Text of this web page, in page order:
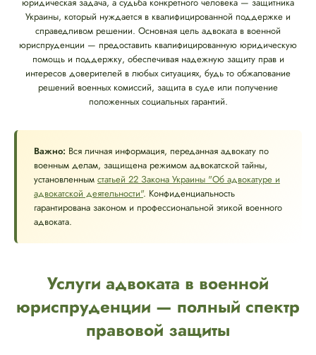
Украины, который нуждается в квалифицированной поддержке и
справедливом решении. Основная цель адвоката в военной
юриспруденции — предоставить квалифицированную юридическую
помощь и поддержку, обеспечивая надежную защиту прав и
интересов доверителей в любых ситуациях, будь то обжалование
решений военных комиссий, защита в суде или получение
положенных социальных гарантий.
Важно: Вся личная информация, переданная адвокату по
военным делам, защищена режимом адвокатской тайны,
установленным статьей 22 Закона Украины "Об адвокатуре и
адвокатской деятельности". Конфиденциальность
гарантирована законом и профессиональной этикой военного
адвоката.
Услуги адвоката в военной
юриспруденции — полный спектр
правовой защиты